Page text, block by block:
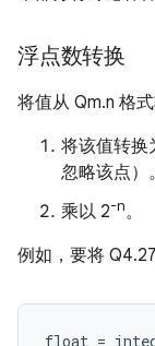
浮点数转换
将值从 Qm.n 格
将该值转换
忽略该点）。
乘以 2-n。
例如，要将